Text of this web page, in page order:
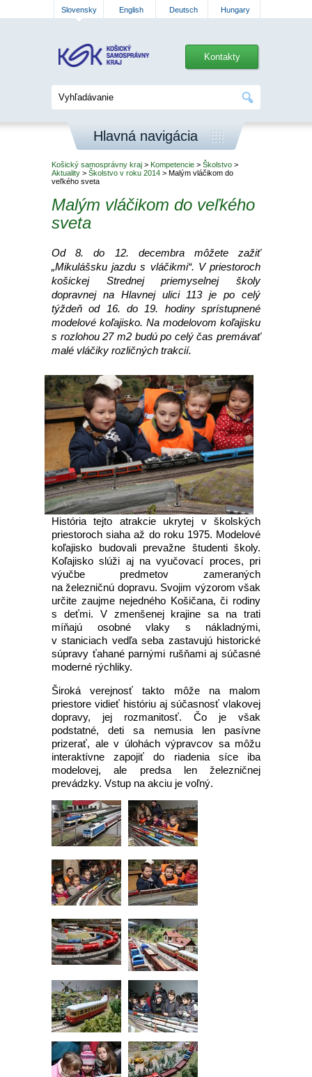
Slovensky English Deutsch Hungary
Kontakty
Hlavná navigácia
Košický samosprávny kraj > Kompetencie > Školstvo >
Aktuality > Školstvo v roku 2014 > Malým vláčikom do
veľkého sveta
Malým vláčikom do veľkého
sveta
Od 8. do 12. decembra môžete zažiť
„Mikulášsku jazdu s vláčikmi“. V priestoroch
košickej Strednej priemyselnej školy
dopravnej na Hlavnej ulici 113 je po celý
týždeň od 16. do 19. hodiny sprístupnené
modelové koľajisko. Na modelovom koľajisku
s rozlohou 27 m2 budú po celý čas premávať
malé vláčiky rozličných trakcií.
História tejto atrakcie ukrytej v školských
priestoroch siaha až do roku 1975. Modelové
koľajisko budovali prevažne študenti školy.
Koľajisko slúži aj na vyučovací proces, pri
výučbe predmetov zameraných
na železničnú dopravu. Svojim výzorom však
určite zaujme nejedného Košičana, či rodiny
s deťmi. V zmenšenej krajine sa na trati
míňajú osobné vlaky s nákladnými,
v staniciach vedľa seba zastavujú historické
súpravy ťahané parnými rušňami aj súčasné
moderné rýchliky.
Široká verejnosť takto môže na malom
priestore vidieť históriu aj súčasnosť vlakovej
dopravy, jej rozmanitosť. Čo je však
podstatné, deti sa nemusia len pasívne
prizerať, ale v úlohách výpravcov sa môžu
interaktívne zapojiť do riadenia síce iba
modelovej, ale predsa len železničnej
prevádzky. Vstup na akciu je voľný.